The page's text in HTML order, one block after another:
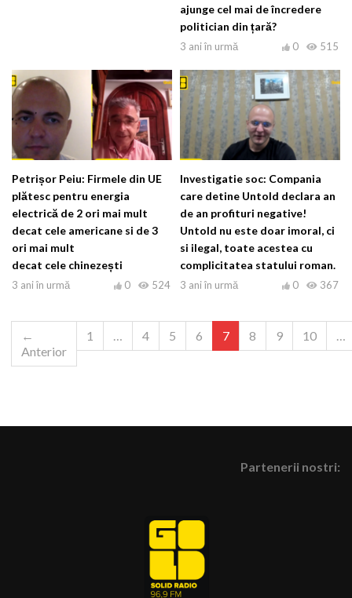
ajunge cel mai de încredere
politician din țară?
3 ani în urmă 515
0
Petrișor Peiu: Firmele din UE
plătesc pentru energia
electrică de 2 ori mai mult
decat cele americane si de 3
ori mai mult
decat cele chinezești
3 ani în urmă 524
0
Investigatie soc: Compania
care detine Untold declara an
de an profituri negative!
Untold nu este doar imoral, ci
si ilegal, toate acestea cu
complicitatea statului roman.
3 ani în urmă 367
0
←
Anterior
1 … 4 5 6 7 8 9 10 …
Partenerii nostri: